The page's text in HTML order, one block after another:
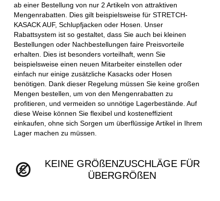
ab einer Bestellung von nur 2 Artikeln von attraktiven
Mengenrabatten. Dies gilt beispielsweise für STRETCH-
KASACK AUF, Schlupfjacken oder Hosen. Unser
Rabattsystem ist so gestaltet, dass Sie auch bei kleinen
Bestellungen oder Nachbestellungen faire Preisvorteile
erhalten. Dies ist besonders vorteilhaft, wenn Sie
beispielsweise einen neuen Mitarbeiter einstellen oder
einfach nur einige zusätzliche Kasacks oder Hosen
benötigen. Dank dieser Regelung müssen Sie keine großen
Mengen bestellen, um von den Mengenrabatten zu
profitieren, und vermeiden so unnötige Lagerbestände. Auf
diese Weise können Sie flexibel und kosteneffizient
einkaufen, ohne sich Sorgen um überflüssige Artikel in Ihrem
Lager machen zu müssen.
KEINE GRÖßENZUSCHLÄGE FÜR
ÜBERGRÖßEN